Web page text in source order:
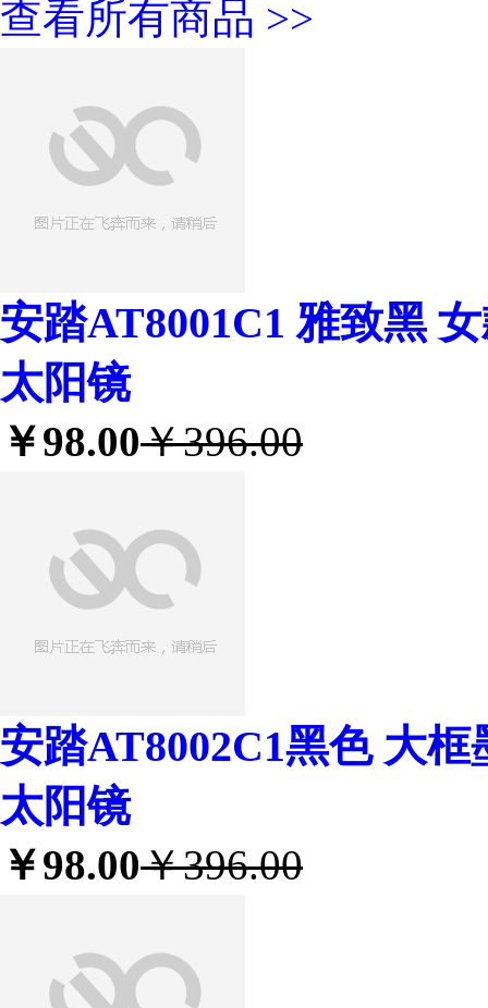
查看所有商品 >>
安踏AT8001C1 雅致黑
太阳镜
￥98.00￥396.00
安踏AT8002C1黑色 大
太阳镜
￥98.00￥396.00